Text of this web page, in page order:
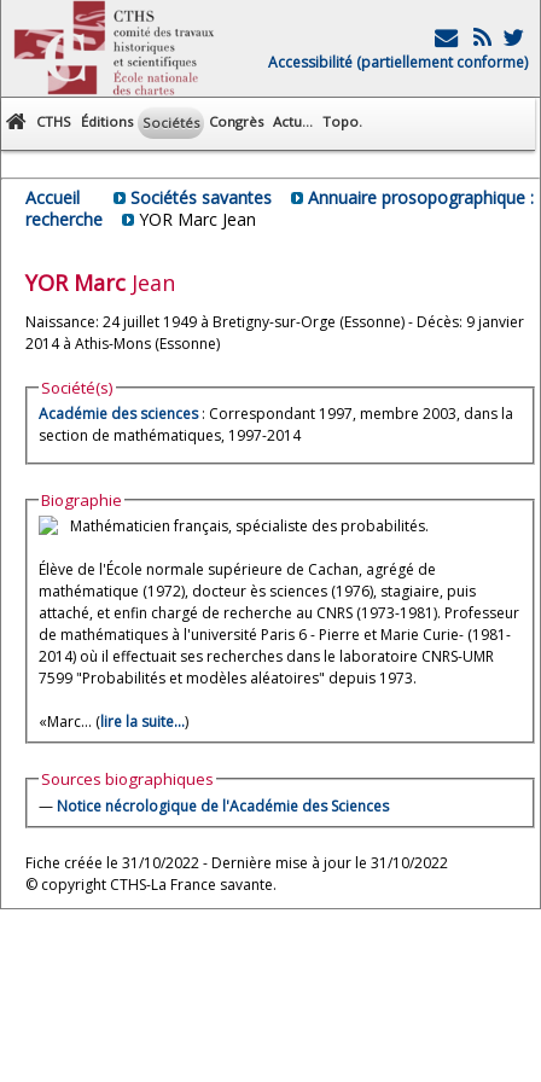
Accessibilité (partiellement conforme)
CTHS Éditions Sociétés Congrès Actu... Topo.
Accueil Sociétés savantes
Annuaire prosopographique :
recherche
YOR Marc Jean
YOR Marc Jean
Naissance: 24 juillet 1949 à Bretigny-sur-Orge (Essonne) - Décès: 9 janvier
2014 à Athis-Mons (Essonne)
Société(s)
Académie des sciences: Correspondant 1997, membre 2003, dans la
section de mathématiques, 1997-2014
Biographie
Mathématicien français, spécialiste des probabilités.
Élève de l'École normale supérieure de Cachan, agrégé de
mathématique (1972), docteur ès sciences (1976), stagiaire, puis
attaché, et enfin chargé de recherche au CNRS (1973-1981). Professeur
de mathématiques à l'université Paris 6 - Pierre et Marie Curie- (1981-
2014) où il effectuait ses recherches dans le laboratoire CNRS-UMR
7599 "Probabilités et modèles aléatoires" depuis 1973.
«Marc... (lire la suite...)
Sources biographiques
—Notice nécrologique de l'Académie des Sciences
Fiche créée le 31/10/2022 - Dernière mise à jour le 31/10/2022
© copyright CTHS-La France savante.